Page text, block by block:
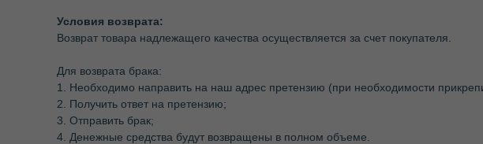
Условия возврата:
Возврат товара надлежащего качества осуществляется за счет покупателя.
Для возврата брака:
1. Необходимо направить на наш адрес претензию (при необходимости
2. Получить ответ на претензию;
3. Отправить брак;
4. Денежные средства будут возвращены в полном объеме.